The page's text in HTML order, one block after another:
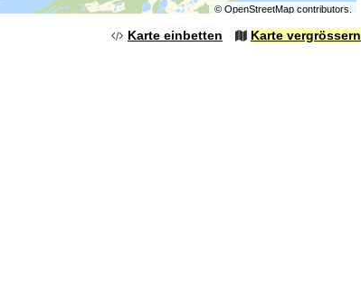
© OpenStreetMapcontributors.
Karte einbetten Karte vergrössern